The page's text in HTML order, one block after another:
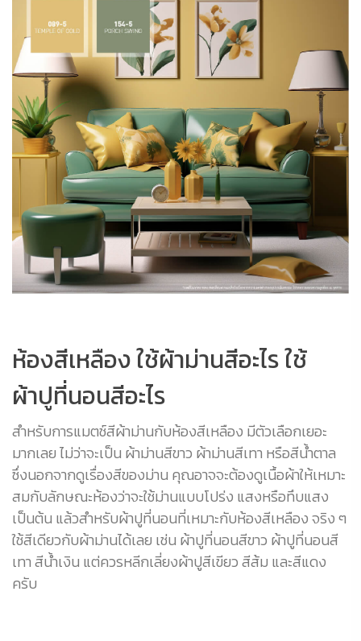
ห้องสีเหลือง ใช้ผ้าม่านสีอะไร ใช้
ผ้าปูที่นอนสีอะไร
สำหรับการแมตช์สีผ้าม่านกับห้องสีเหลือง มีตัวเลือกเยอะ
มากเลย ไม่ว่าจะเป็น ผ้าม่านสีขาว ผ้าม่านสีเทา หรือสีน้ำตาล
ซึ่งนอกจากดูเรื่องสีของม่าน คุณอาจจะต้องดูเนื้อผ้าให้เหมาะ
สมกับลักษณะห้องว่าจะใช้ม่านแบบโปร่ง แสงหรือทึบแสง
เป็นต้น แล้วสำหรับผ้าปูที่นอนที่เหมาะกับห้องสีเหลือง จริง ๆ
ใช้สีเดียวกับผ้าม่านได้เลย เช่น ผ้าปูที่นอนสีขาว ผ้าปูที่นอนสี
เทา สีน้ำเงิน แต่ควรหลีกเลี่ยงผ้าปูสีเขียว สีส้ม และสีแดง
ครับ